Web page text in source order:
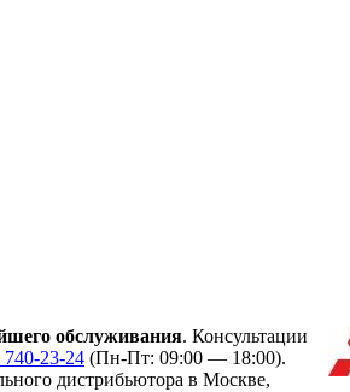
обслуживания. Консультации
740-23-24 (Пн-Пт: 09:00 — 18:00).
дистрибьютора в Москве,